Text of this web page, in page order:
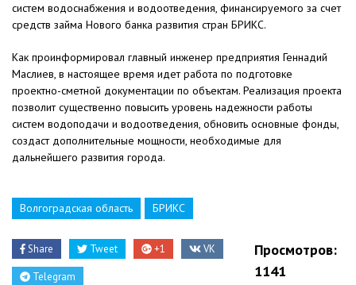
систем водоснабжения и водоотведения, финансируемого за счет
средств займа Нового банка развития стран БРИКС.
Как проинформировал главный инженер предприятия Геннадий
Маслиев, в настоящее время идет работа по подготовке
проектно-сметной документации по объектам. Реализация проекта
позволит существенно повысить уровень надежности работы
систем водоподачи и водоотведения, обновить основные фонды,
создаст дополнительные мощности, необходимые для
дальнейшего развития города.
Волгоградская область БРИКС
Share Tweet +1 VK
Telegram
Просмотров:
1141